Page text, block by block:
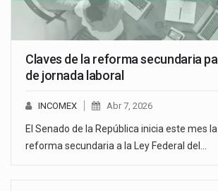
Claves de la reforma secundaria
de jornada laboral
INCOMEX Abr 7, 2026
El Senado de la República inicia este mes
reforma secundaria a la Ley Federal del…